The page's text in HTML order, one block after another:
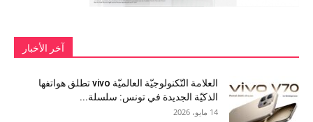
آخر الأخبار
العلامة التّكنولوجيّة العالميّة vivo تطلق هواتفها
الذكيّة الجديدة في تونس: سلسلة...
14 مايو، 2026